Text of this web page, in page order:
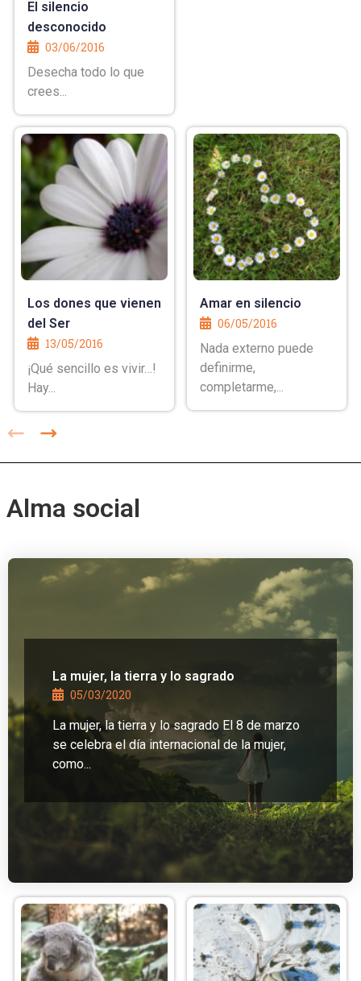
El silencio
desconocido
03/06/2016
Desecha todo lo que
crees...
Los dones que vienen
del Ser
13/05/2016
¡Qué sencillo es vivir…!
Hay...
Amar en silencio
06/05/2016
Nada externo puede
definirme,
completarme,...
Alma social
La mujer, la tierra y lo sagrado
05/03/2020
La mujer, la tierra y lo sagrado El 8 de marzo
se celebra el día internacional de la mujer,
como...